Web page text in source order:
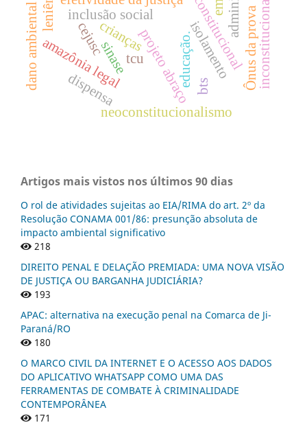
isolamento
inclusão social
educação.
projeto abraço
cejusccrianças
sinase
amazônia legal
dano ambiental Ônus da provainconstitucionalidade
bts
dispensa
neoconstitucionalismo
tcu
Artigos mais vistos nos últimos 90 dias
O rol de atividades sujeitas ao EIA/RIMA do art. 2º da
Resolução CONAMA 001/86: presunção absoluta de
impacto ambiental significativo
218
DIREITO PENAL E DELAÇÃO PREMIADA: UMA NOVA VISÃO
DE JUSTIÇA OU BARGANHA JUDICIÁRIA?
193
APAC: alternativa na execução penal na Comarca de Ji-
Paraná/RO
180
O MARCO CIVIL DA INTERNET E O ACESSO AOS DADOS
DO APLICATIVO WHATSAPP COMO UMA DAS
FERRAMENTAS DE COMBATE À CRIMINALIDADE
CONTEMPORÂNEA
171